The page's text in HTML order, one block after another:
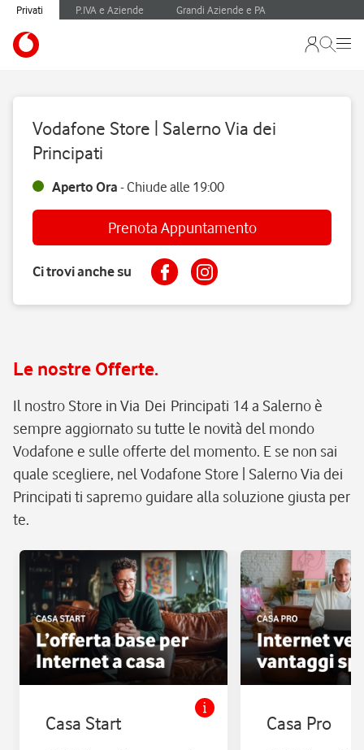
Privati P.IVA e Aziende Grandi Aziende e PA
Vodafone Store | Salerno Via dei
Principati
Aperto Ora -Chiude alle 19:00
Prenota Appuntamento
Ci trovi anche su
Le nostre Offerte.
Il nostro Store in Via Dei Principati 14 a Salerno è
sempre aggiornato su tutte le novità del mondo
Vodafone e sulle offerte del momento. E se non sai
quale scegliere, nel Vodafone Store | Salerno Via dei
Principati ti sapremo guidare alla soluzione giusta per
te.
Casa Start Casa Pro